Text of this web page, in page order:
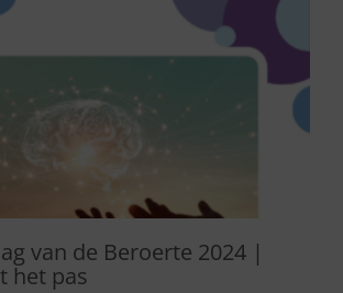
van de Beroerte 2024 |
het pas